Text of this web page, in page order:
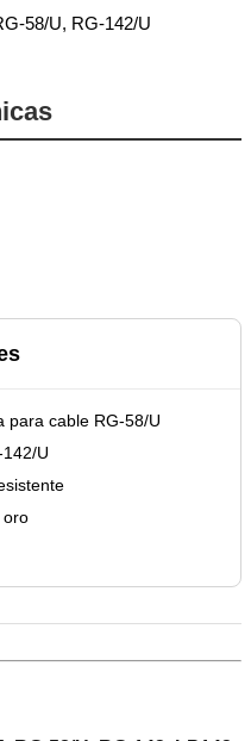
58/U, RG-142/U
para cable RG-58/U
U
oro